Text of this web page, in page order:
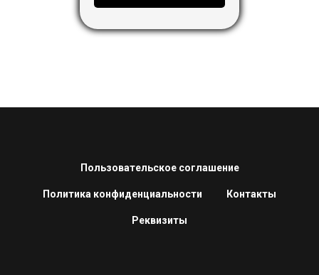
Пользовательское соглашение
Политика конфиденциальности Контакты
Реквизиты